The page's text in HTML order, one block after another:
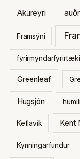
f
r
:
Akureyri
Framsýni
fyrirmyndarfyrirtæki
Greenleaf
Hugsjón
Keflavík Kent
Kynningarfundur